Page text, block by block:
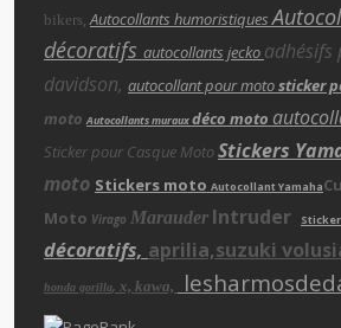
bikers Autocollants humoristiques
décoratifs autocollants jecko adhésifs
davidson, autocollant pour motosticker
moto Autocollants murauxdéco moto
Sticker pour Casque MotoStickers
moto Stickers moto Autocollant Yamaha
Moto Virago Marauder Intruder
décoratifs, aprilia,suzuki
honda gorilla, x, kawa,